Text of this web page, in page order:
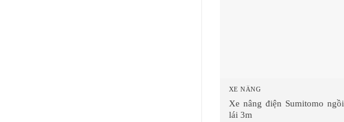
XE NÂNG
Xe nâng điện Sumitomo ngồi
lái 3m